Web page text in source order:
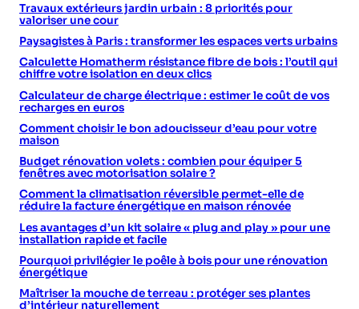
Travaux extérieurs jardin urbain : 8 priorités pour
valoriser une cour
Paysagistes à Paris : transformer les espaces verts urbains
Calculette Homatherm résistance fibre de bois : l’outil qui
chiffre votre isolation en deux clics
Calculateur de charge électrique : estimer le coût de vos
recharges en euros
Comment choisir le bon adoucisseur d’eau pour votre
maison
Budget rénovation volets : combien pour équiper 5
fenêtres avec motorisation solaire ?
Comment la climatisation réversible permet-elle de
réduire la facture énergétique en maison rénovée
Les avantages d’un kit solaire « plug and play » pour une
installation rapide et facile
Pourquoi privilégier le poêle à bois pour une rénovation
énergétique
Maîtriser la mouche de terreau : protéger ses plantes
d’intérieur naturellement